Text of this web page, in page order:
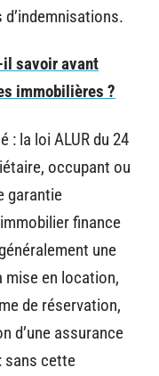
d’indemnisations.
il savoir avant
immobilières ?
: la loi ALUR du 24
occupant ou
garantie
finance
une
mise en location,
de réservation,
d’une assurance
sans cette